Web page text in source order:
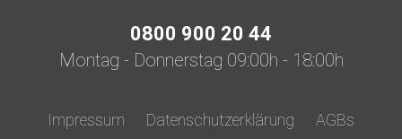
0800 900 20 44
Montag - Donnerstag 09:00h - 18:00h
Impressum Datenschutzerklärung AGBs